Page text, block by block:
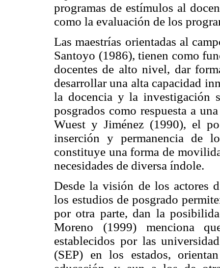
programas de estímulos al
como la evaluación de los
Las maestrías orientadas al
Santoyo (1986), tienen como
docentes de alto nivel, dar
desarrollar una alta capacidad
la docencia y la investigación
posgrados como respuesta a
Wuest y Jiménez (1990), el
inserción y permanencia de
constituye una forma de
necesidades de diversa índole.
Desde la visión de los actores
los estudios de posgrado
por otra parte, dan la
Moreno (1999) menciona
establecidos por las
(SEP) en los estados,